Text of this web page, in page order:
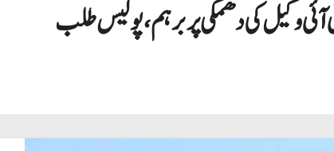
وکیل کی دھمکی پر برہم، پولیس طلب